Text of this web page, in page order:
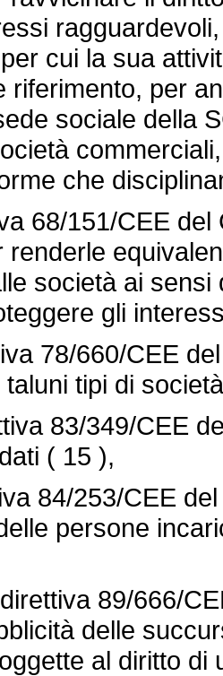
cui la sua
riferimento, per
sociale della
che
68/151/CEE del
renderle
società ai
gli
78/660/CEE
tipi di
83/349/CEE
( 15 ),
84/253/CEE
persone
89/666/
delle
al diritto di